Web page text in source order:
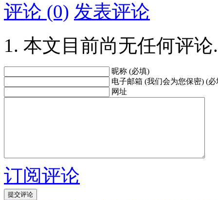
评论 (0) 发表评论
本文目前尚无任何评论.
昵称 (必填)
电子邮箱 (我们会为您保密) (必
网址
订阅评论